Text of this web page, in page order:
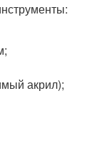
акрил);